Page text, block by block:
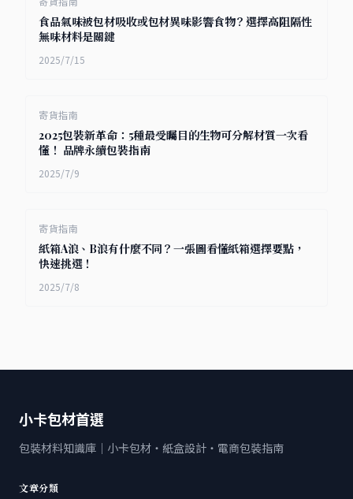
食品氣味被包材吸收或包材異味影響食物？選擇高阻隔性
無味材料是關鍵
2025/7/15
寄貨指南
2025包裝新革命：5種最受矚目的生物可分解材質一次看
懂！ 品牌永續包裝指南
2025/7/9
寄貨指南
紙箱A浪、B浪有什麼不同？一張圖看懂紙箱選擇要點，
快速挑選！
2025/7/8
小卡包材首選
包裝材料知識庫｜小卡包材・紙盒設計・電商包裝指南
文章分類